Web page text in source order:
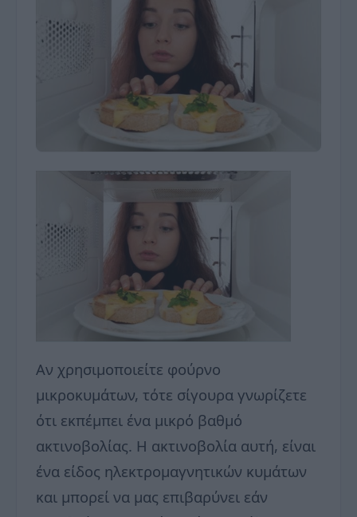
Αν χρησιμοποιείτε φούρνο
μικροκυμάτων, τότε σίγουρα γνωρίζετε
ότι εκπέμπει ένα μικρό βαθμό
ακτινοβολίας. Η ακτινοβολία αυτή, είναι
ένα είδος ηλεκτρομαγνητικών κυμάτων
και μπορεί να μας επιβαρύνει εάν